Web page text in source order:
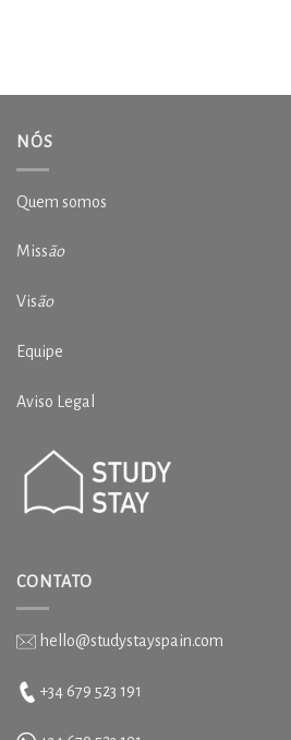
NÓS
Quem somos
Missão
Visão
Equipe
Aviso Legal
CONTATO
hello@studystayspain.com
+34 679 523 191